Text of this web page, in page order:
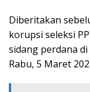
Diberitakan
korupsi seleksi
sidang perdana
Rabu, 5 Maret